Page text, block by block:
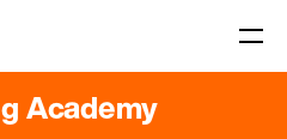
Academy